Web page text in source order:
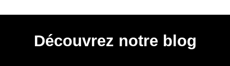
Découvrez notre blog